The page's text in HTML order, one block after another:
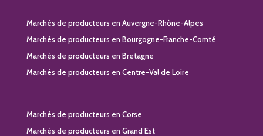
Marchés de producteurs en Auvergne-Rhône-Alpes
Marchés de producteurs en Bourgogne-Franche-Comté
Marchés de producteurs en Bretagne
Marchés de producteurs en Centre-Val de Loire
Marchés de producteurs en Corse
Marchés de producteurs en Grand Est